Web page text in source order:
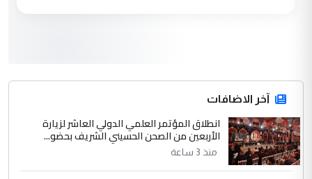
التعليق : قرار مستعجل جدا ولامصلحة فيه
للوزاره ولا للمواطن القرار الصائب يكون بعد
الاستماع للمدير ومغرفة ...
الموضوع :
وزير الصحة يعفي مدير مستشفى الكرخ
العام في بغداد
آخر الاضافات
انطلاق المؤتمر العلمي الدولي العاشر لزيارة
الأربعين من الصحن الحسيني الشريف بحضو...
منذ 3 ساعة